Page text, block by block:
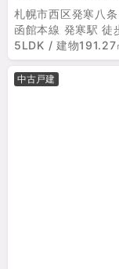
札幌市西区発寒八条
函館本線 発寒駅 徒
5LDK / 建物
中古戸建